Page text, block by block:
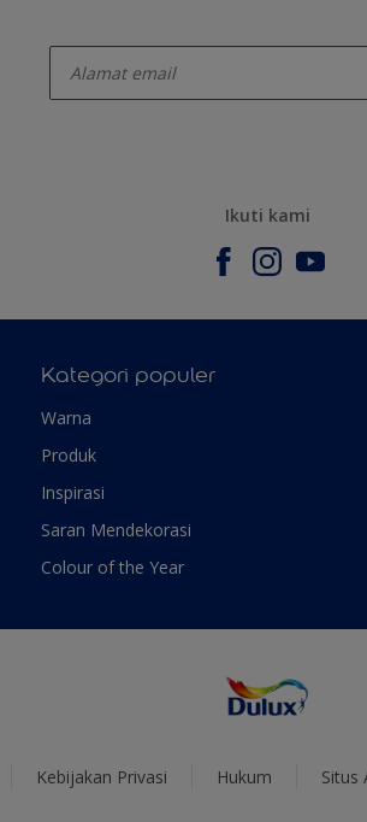
Ikuti kami
Kategori populer
Warna
Produk
Inspirasi
Saran Mendekorasi
Colour of the Year
Kebijakan Privasi Hukum Situs